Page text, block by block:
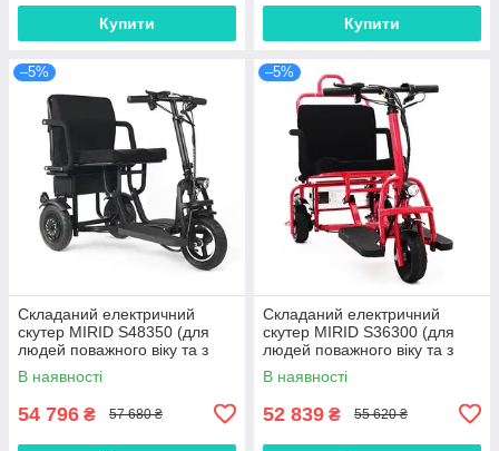
Купити Купити
–5%
Складаний електричний
скутер MIRID S48350 (для
людей поважного віку та з
інвалідністю)
В наявності
54 796 ₴ 57 680 ₴
–5%
Складаний електричний
скутер MIRID S36300 (для
людей поважного віку та з
інвалідністю)
В наявності
52 839 ₴ 55 620 ₴